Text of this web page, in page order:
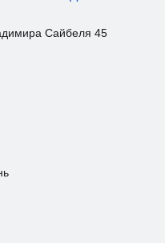
Сайбеля 45